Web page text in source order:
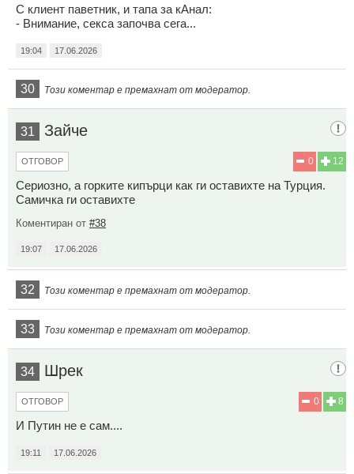
С клиент паветник, и тапа за кАнал:
- Внимание, секса започва сега...
19:04 17.06.2026
30 Този коментар е премахнат от модератор.
31 Зайче
12
0
ОТГОВОР
Сериозно, а горките кипърци как ги оставихте на Турция.
Самичка ги оставихте
Коментиран от #38
19:07 17.06.2026
32 Този коментар е премахнат от модератор.
33 Този коментар е премахнат от модератор.
34 Шрек
8
0
ОТГОВОР
И Путин не е сам....
19:11 17.06.2026